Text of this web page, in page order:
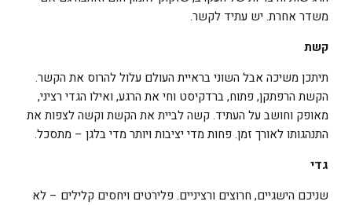
משדר אחרת. יש עתיד לקשר.
קשת
תיתכן משיכה אבל השוני בראיית העולם עלול להרוס את הקשר.
הקשת הרפתקן, פתוח, ברדקיסט וחי את הרגע, ואילו הגדי רציני,
מאופק וחושב על העתיד. קשה לביית את הקשת וקשה לצפות את
התנהגותו לאורך זמן. פחות מדי יציבות ויותר מדי בלגן – מתסכל.
גדי
שניכם הישגיים, חרוצים ורציניים. פלירטים ויחסים קלילים – לא